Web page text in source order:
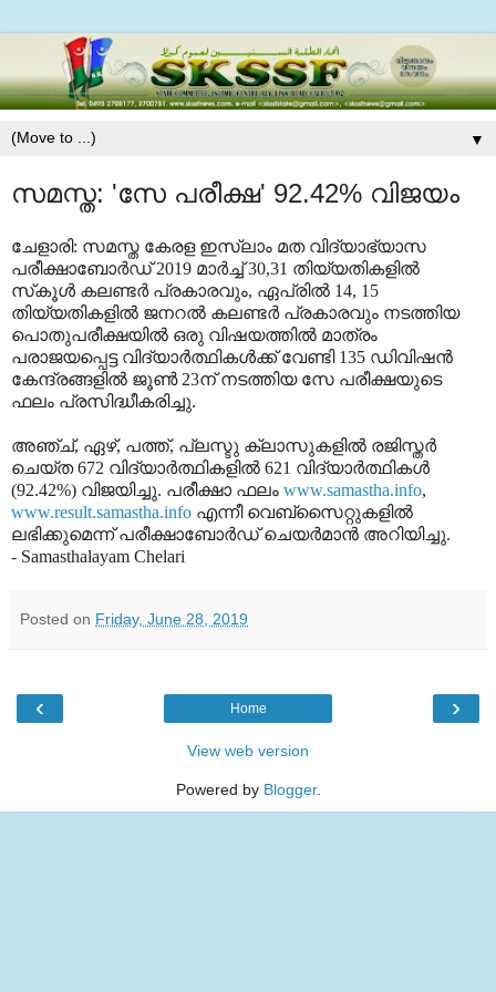
▼
സമസ്ത: 'സേ പരീക്ഷ' 92.42% വിജയം
ചേളാരി: സമസ്ത കേരള ഇസ്‌ലാം മത വിദ്യാഭ്യാസ
പരീക്ഷാബോര്‍ഡ് 2019 മാര്‍ച്ച് 30,31 തിയ്യതികളില്‍
സ്‌കൂള്‍ കലണ്ടര്‍ പ്രകാരവും, ഏപ്രില്‍ 14, 15
തിയ്യതികളില്‍ ജനറല്‍ കലണ്ടര്‍ പ്രകാരവും നടത്തിയ
പൊതുപരീക്ഷയില്‍ ഒരു വിഷയത്തില്‍ മാത്രം
പരാജയപ്പെട്ട വിദ്യാര്‍ത്ഥികള്‍ക്ക് വേണ്ടി 135 ഡിവിഷന്‍
കേന്ദ്രങ്ങളില്‍ ജൂണ്‍ 23ന് നടത്തിയ സേ പരീക്ഷയുടെ
ഫലം പ്രസിദ്ധീകരിച്ചു.
അഞ്ച്, ഏഴ്, പത്ത്, പ്ലസ്ടു ക്ലാസുകളില്‍ രജിസ്തര്‍
ചെയ്ത 672 വിദ്യാര്‍ത്ഥികളില്‍ 621 വിദ്യാര്‍ത്ഥികള്‍
(92.42%) വിജയിച്ചു. പരീക്ഷാ ഫലം www.samastha.info,
www.result.samastha.info എന്നീ വെബ്‌സൈറ്റുകളില്‍
ലഭിക്കുമെന്ന് പരീക്ഷാബോര്‍ഡ് ചെയര്‍മാന്‍ അറിയിച്ചു.
- Samasthalayam Chelari
Posted on Friday, June 28, 2019
‹ ›
Home
View web version
Powered by Blogger.